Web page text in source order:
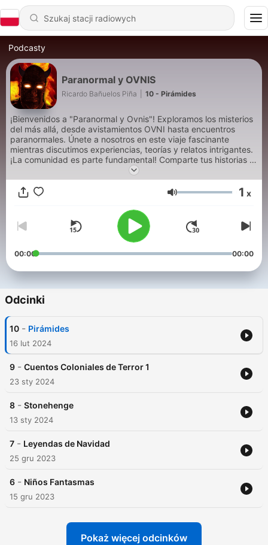
Podcasty
Paranormal y OVNIS
Ricardo Bañuelos Piña 10 - Pirámides
¡Bienvenidos a "Paranormal y Ovnis"! Exploramos los misterios
del más allá, desde avistamientos OVNI hasta encuentros
paranormales. Únete a nosotros en este viaje fascinante
mientras discutimos experiencias, teorías y relatos intrigantes.
¡La comunidad es parte fundamental! Comparte tus historias y
opiniones con nosotros usando #ParanormalyOvnisPodcast.
¡Sumérgete en lo inexplicable! 👽👻
Głośność 1 x
00:00 00:00
Odcinki
10 - Pirámides
16 lut 2024
9 - Cuentos Coloniales de Terror 1
23 sty 2024
8 - Stonehenge
13 sty 2024
7 - Leyendas de Navidad
25 gru 2023
6 - Niños Fantasmas
15 gru 2023
Pokaż więcej odcinków